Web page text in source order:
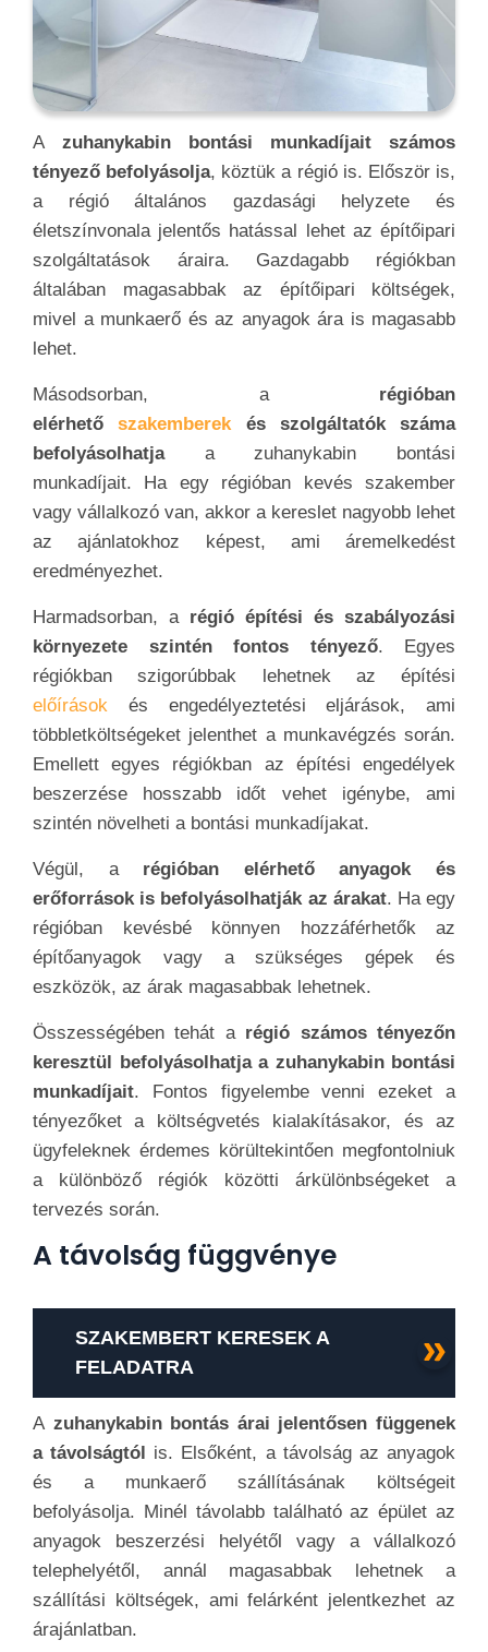
A zuhanykabin bontási munkadíjait számos
tényező befolyásolja, köztük a régió is. Először is,
a régió általános gazdasági helyzete és
életszínvonala jelentős hatással lehet az építőipari
szolgáltatások áraira. Gazdagabb régiókban
általában magasabbak az építőipari költségek,
mivel a munkaerő és az anyagok ára is magasabb
lehet.
Másodsorban, arégióban
elérhetőszakemberek és szolgáltatók száma
befolyásolhatja a zuhanykabin bontási
munkadíjait. Ha egy régióban kevés szakember
vagy vállalkozó van, akkor a kereslet nagyobb lehet
az ajánlatokhoz képest, ami áremelkedést
eredményezhet.
Harmadsorban, a régió építési és szabályozási
környezete szintén fontos tényező. Egyes
régiókban szigorúbbak lehetnek az építési
előírások és engedélyeztetési eljárások, ami
többletköltségeket jelenthet a munkavégzés során.
Emellett egyes régiókban az építési engedélyek
beszerzése hosszabb időt vehet igénybe, ami
szintén növelheti a bontási munkadíjakat.
Végül, a régióban elérhető anyagok és
erőforrások is befolyásolhatják az árakat. Ha egy
régióban kevésbé könnyen hozzáférhetők az
építőanyagok vagy a szükséges gépek és
eszközök, az árak magasabbak lehetnek.
Összességében tehát a régió számos tényezőn
keresztül befolyásolhatja a zuhanykabin bontási
munkadíjait. Fontos figyelembe venni ezeket a
tényezőket a költségvetés kialakításakor, és az
ügyfeleknek érdemes körültekintően megfontolniuk
a különböző régiók közötti árkülönbségeket a
tervezés során.
A távolság függvénye
SZAKEMBERT KERESEK A
FELADATRA
A zuhanykabin bontás árai jelentősen függenek
a távolságtól
is. Elsőként, a távolság az anyagok
és a munkaerő szállításának költségeit
befolyásolja. Minél távolabb található az épület az
anyagok beszerzési helyétől vagy a vállalkozó
telephelyétől, annál magasabbak lehetnek a
szállítási költségek, ami felárként jelentkezhet az
árajánlatban.